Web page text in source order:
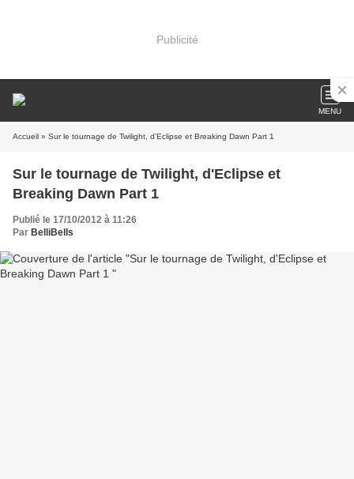
Publicité
MENU
Accueil » Sur le tournage de Twilight, d'Eclipse et Breaking Dawn Part 1
Sur le tournage de Twilight, d'Eclipse et
Breaking Dawn Part 1
Publié le 17/10/2012 à 11:26
Par BelliBells